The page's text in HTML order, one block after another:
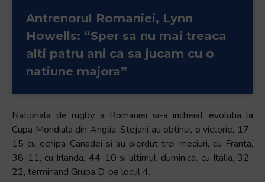
Antrenorul Romaniei, Lynn
Howells: “Sper sa nu mai treaca
alti patru ani ca sa jucam cu o
natiune majora”
Nationala de rugby a Romaniei si-a incheiat evolutia la
Cupa Mondiala din Anglia. Stejarii au obtinut o victorie, 17-
15 cu echipa Canadei si au pierdut trei meciuri, cu Franta,
38-11, cu Irlanda, 44-10 si ultimul, duminica, cu Italia, 32-
22, terminand Grupa D, pe locul 4.